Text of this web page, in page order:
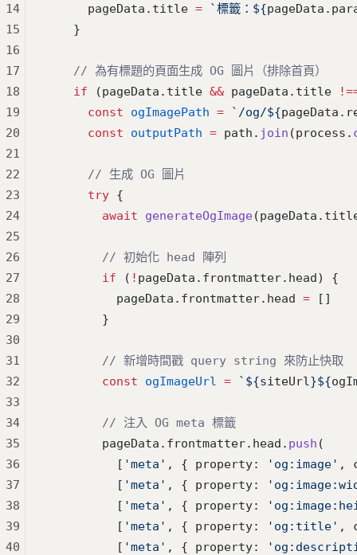
      pageData.title
= `標籤：${pageData .
    }
    // 為有標題的頁面生成 OG 圖片（排除首頁）
    if
(pageData.title && pageData.title
      const
ogImagePath = `/og/${pageData .
      const
outputPath = path. join (process.
      // 生成 OG 圖片
      try
{
        await
generateOgImage
        // 初始化 head 陣列
        if
( ! pageData.frontmatter.head) {
          pageData.frontmatter.head
= []
        }
        // 新增時間戳 query string 來防止快取
        const
ogImageUrl = `${siteUrl}${
        // 注入 OG meta 標籤
        pageData.frontmatter.head.
push (
          [
'meta' , { property: 'og:image' ,
          [
'meta' , { property:
          [
'meta' , { property:
          [
'meta' , { property: 'og:title' ,
          [
'meta' , { property:
14
15
16
17
18
19
20
21
22
23
24
25
26
27
28
29
30
31
32
33
34
35
36
37
38
39
40